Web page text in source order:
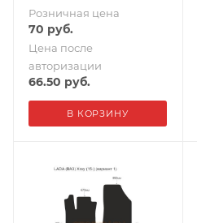
Розничная цена
70 руб.
Цена после
авторизации
66.50 руб.
В КОРЗИНУ